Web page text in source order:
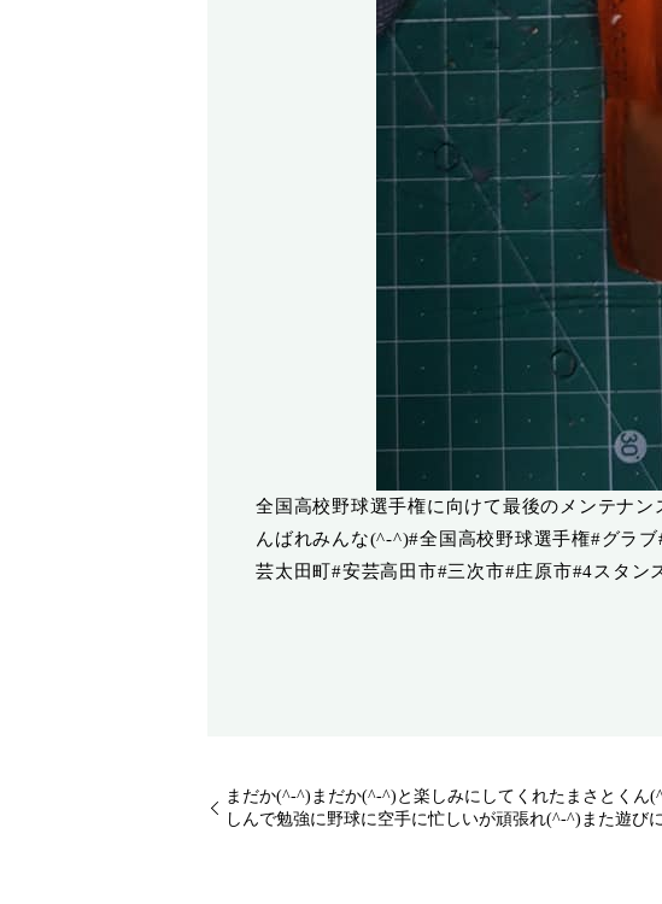
全国高校野球選手権に向けて最後のメンテナ
んばれみんな(^-^)#全国高校野球選手権#グラ
芸太田町#安芸高田市#三次市#庄原市#4スタ
まだか(^-^)️まだか(^-^)️と楽しみにしてくれたまさとく
しんで勉強に野球に空手に忙しいが頑張れ(^-^)️また遊び